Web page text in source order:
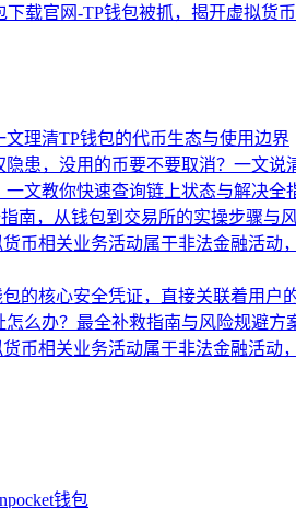
下载官网-TP钱包被抓，揭开虚拟货
理清TP钱包的代币生态与使用边界
隐患，没用的币要不要取消？一文说
一文教你快速查询链上状态与解决全
南，从钱包到交易所的实操步骤与
币相关业务活动属于非法金融活
的核心安全凭证，直接关联着用
怎么办？最全补救指南与风险规避方
币相关业务活动属于非法金融活动
钱包